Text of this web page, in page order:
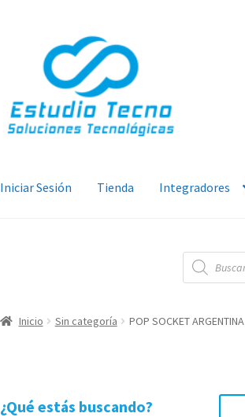
navegación
contenido
Iniciar Sesión Tienda Integradores
Búsqueda
de
productos
Inicio Sin categoría POP SOCKET ARGENTINA
¿Qué estás buscando?